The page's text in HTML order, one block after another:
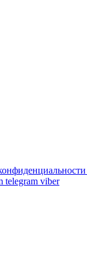
telegram viber